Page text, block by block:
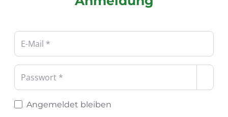
Benutzername oder E-Mail-Adresse
Passwort
Angemeldet bleiben